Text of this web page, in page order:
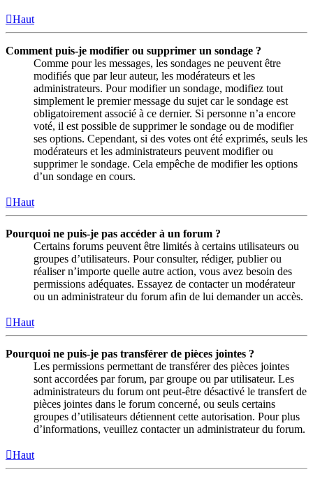
Haut
Comment puis-je modifier ou supprimer un sondage ?
Comme pour les messages, les sondages ne peuvent être
modifiés que par leur auteur, les modérateurs et les
administrateurs. Pour modifier un sondage, modifiez tout
simplement le premier message du sujet car le sondage est
obligatoirement associé à ce dernier. Si personne n’a encore
voté, il est possible de supprimer le sondage ou de modifier
ses options. Cependant, si des votes ont été exprimés, seuls les
modérateurs et les administrateurs peuvent modifier ou
supprimer le sondage. Cela empêche de modifier les options
d’un sondage en cours.
Haut
Pourquoi ne puis-je pas accéder à un forum ?
Certains forums peuvent être limités à certains utilisateurs ou
groupes d’utilisateurs. Pour consulter, rédiger, publier ou
réaliser n’importe quelle autre action, vous avez besoin des
permissions adéquates. Essayez de contacter un modérateur
ou un administrateur du forum afin de lui demander un accès.
Haut
Pourquoi ne puis-je pas transférer de pièces jointes ?
Les permissions permettant de transférer des pièces jointes
sont accordées par forum, par groupe ou par utilisateur. Les
administrateurs du forum ont peut-être désactivé le transfert de
pièces jointes dans le forum concerné, ou seuls certains
groupes d’utilisateurs détiennent cette autorisation. Pour plus
d’informations, veuillez contacter un administrateur du forum.
Haut